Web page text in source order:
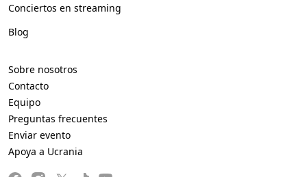
Conciertos en streaming
Blog
Sobre nosotros
Contacto
Equipo
Preguntas frecuentes
Enviar evento
Apoya a Ucrania